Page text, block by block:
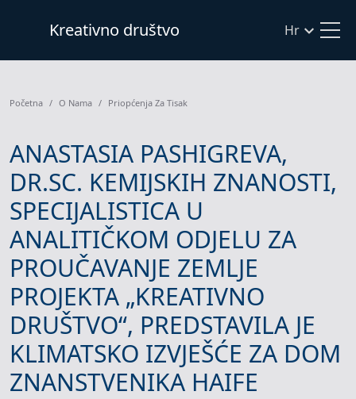
Kreativno društvo Hr
Početna O Nama Priopćenja Za Tisak
ANASTASIA PASHIGREVA,
DR.SC. KEMIJSKIH ZNANOSTI,
SPECIJALISTICA U
ANALITIČKOM ODJELU ZA
PROUČAVANJE ZEMLJE
PROJEKTA „KREATIVNO
DRUŠTVO“, PREDSTAVILA JE
KLIMATSKO IZVJEŠĆE ZA DOM
ZNANSTVENIKA HAIFE